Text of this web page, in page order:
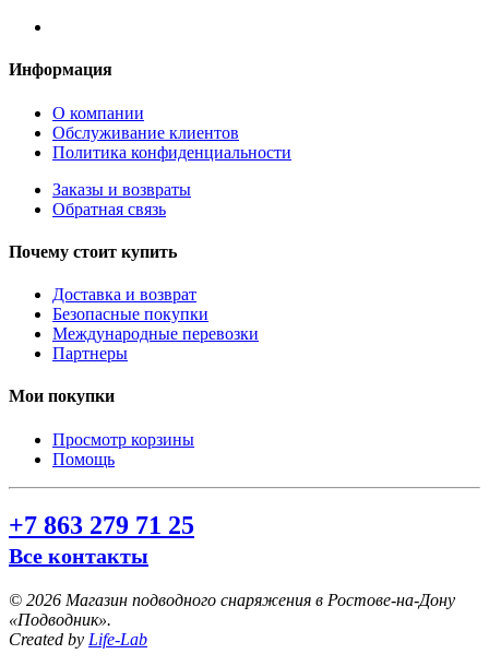
Информация
О компании
Обслуживание клиентов
Политика конфиденциальности
Заказы и возвраты
Обратная связь
Почему стоит купить
Доставка и возврат
Безопасные покупки
Международные перевозки
Партнеры
Мои покупки
Просмотр корзины
Помощь
+7 863 279 71 25
Все контакты
© 2026 Магазин подводного снаряжения в Ростове-на-Дону
«Подводник».
Created by Life-Lab